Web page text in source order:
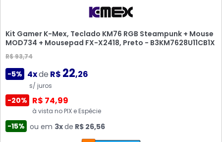
Kit Gamer K-Mex, Teclado KM76 RGB Steampunk + Mouse
MOD734 + Mousepad FX-X2418, Preto - B3KM7628U11CB1X
R$ 93,74
-5% 4xde R$ 22,26
s/ juros
-20% R$ 74,99
à vista no PIX e Espécie
-15% ou em 3xde R$ 26,56